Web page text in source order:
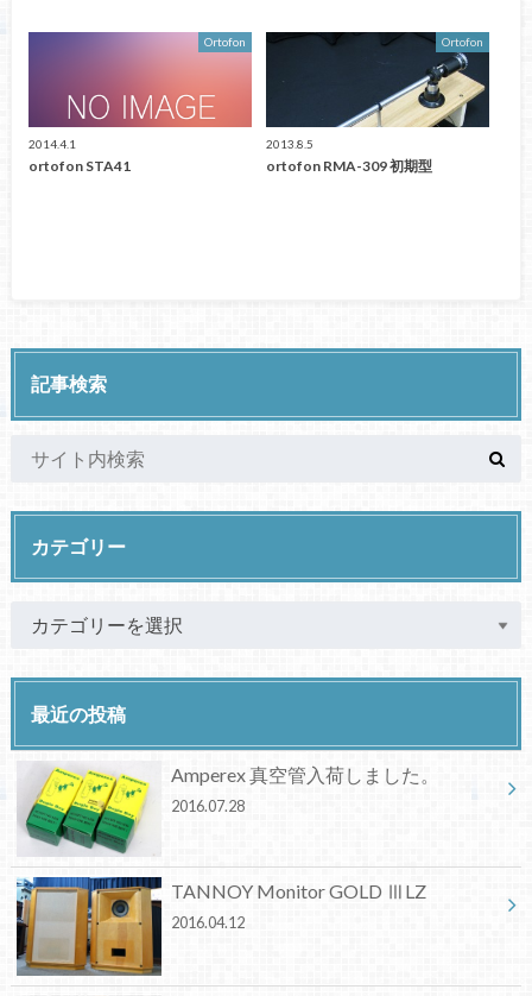
Ortofon
2014.4.1
ortofon STA41
Ortofon
2013.8.5
ortofon RMA-309 初期型
記事検索
カテゴリー
最近の投稿
Amperex 真空管入荷しました。
2016.07.28
TANNOY Monitor GOLD ⅢLZ
2016.04.12